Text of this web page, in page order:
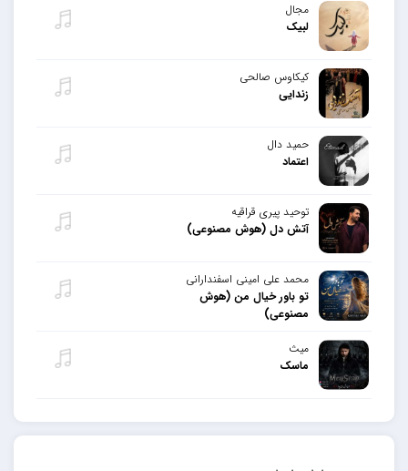
مجال
لبیک
کیکاوس صالحی
زندایی
حمید دال
اعتماد
توحید پیری قراقیه
آتش دل (هوش مصنوعی)
محمد علی امینی اسفندارانی
تو باور خیال من (هوش
مصنوعی)
میث
ماسک